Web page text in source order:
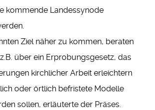
kommende Landessynode
Ziel näher zu kommen, beraten
über ein Erprobungsgesetz, das
kirchlicher Arbeit erleichtern
oder örtlich befristete Modelle
sollen, erläuterte der Präses.